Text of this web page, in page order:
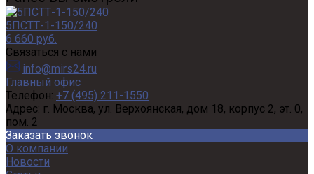
5ПСТТ-1-150/240
6 660 руб.
Связаться с нами
info@mirs24.ru
Главный офис
Телефон: +7 (495) 211-1550
Адрес: г. Москва, ул. Верхоянская, дом 18, корпус 2, эт. 0,
пом. 2
Заказать звонок
О компании
Новости